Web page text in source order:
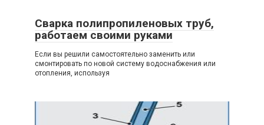
Сварка полипропиленовых труб,
работаем своими руками
Если вы решили самостоятельно заменить или
смонтировать по новой систему водоснабжения или
отопления, используя